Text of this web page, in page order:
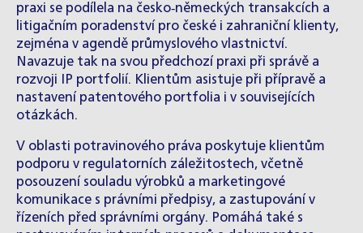
praxi se podílela na česko‑německých transakcích a
litigačním poradenství pro české i zahraniční klienty,
zejména v agendě průmyslového vlastnictví.
Navazuje tak na svou předchozí praxi při správě a
rozvoji IP portfolií. Klientům asistuje při přípravě a
nastavení patentového portfolia i v souvisejících
otázkách.
V oblasti potravinového práva poskytuje klientům
podporu v regulatorních záležitostech, včetně
posouzení souladu výrobků a marketingové
komunikace s právními předpisy, a zastupování v
řízeních před správními orgány. Pomáhá také s